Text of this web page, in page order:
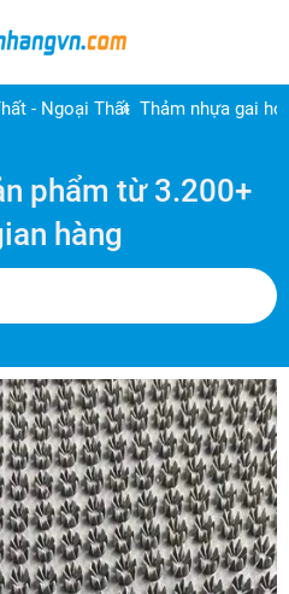
- Ngoại Thất Thảm nhựa gai
phẩm từ 3.200+
hàng